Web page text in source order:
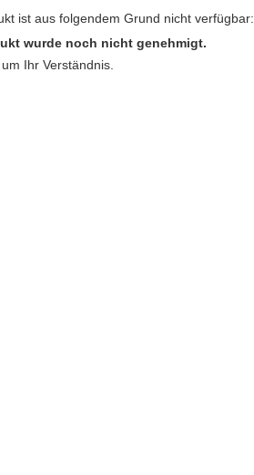
ist aus folgendem Grund nicht verfügbar:
wurde noch nicht genehmigt.
Ihr Verständnis.